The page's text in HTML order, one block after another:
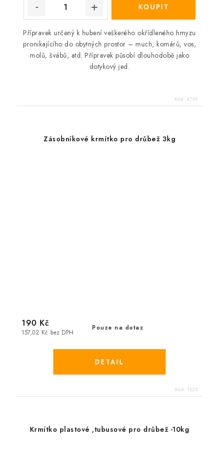
Přípravek určený k hubení veškerého okřídleného hmyzu
pronikajícího do obytných prostor – much, komárů, vos,
molů, švábů, atd. Přípravek působí dlouhodobě jako
dotykový jed.
Kód: 4739
Zásobníkové krmítko pro drůbež 3kg
Pouze na dotaz
157,02 Kč bez DPH
190 Kč
Kód: 1823
Krmítko plastové ,tubusové pro drůbež -10kg